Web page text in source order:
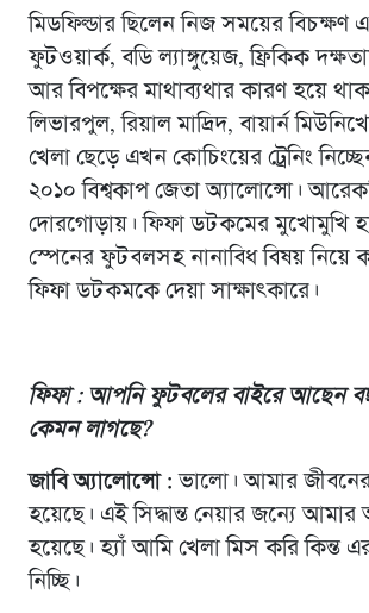
মিডফিল্ডার ছিলেন নিজ সময়ের বিচক্ষণ
ফুটওয়ার্ক, বডি ল্যাঙ্গুয়েজ, ফ্রিকিক
আর বিপক্ষের মাথাব্যথার কারণ হয়ে
লিভারপুল, রিয়াল মাদ্রিদ, বায়ার্ন
খেলা ছেড়ে এখন কোচিংয়ের ট্রেনিং
২০১০ বিশ্বকাপ জেতা অ্যালোন্সো।
দোরগোড়ায়। ফিফা ডটকমের মুখোমুখি
স্পেনের ফুটবলসহ নানাবিধ বিষয় নিয়ে
ফিফা ডটকমকে দেয়া সাক্ষাৎকারে।
ফিফা : আপনি ফুটবলের বাইরে আছেন
কেমন লাগছে?
জাবি অ্যালোন্সো : ভালো। আমার জীবনের
হয়েছে। এই সিদ্ধান্ত নেয়ার জন্যে
হয়েছে। হ্যাঁ আমি খেলা মিস করি কিন্ত
নিচ্ছি।